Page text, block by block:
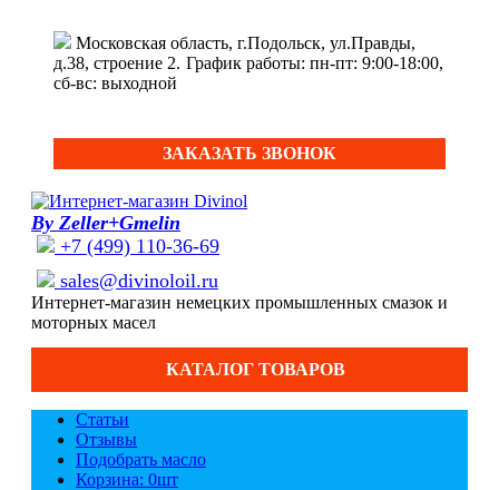
Московская область, г.Подольск, ул.Правды,
д.38, строение 2. График работы: пн-пт: 9:00-18:00,
сб-вс: выходной
ЗАКАЗАТЬ ЗВОНОК
By Zeller+Gmelin
+7 (499) 110-36-69
sales@divinoloil.ru
Интернет-магазин немецких промышленных смазок и
моторных масел
КАТАЛОГ ТОВАРОВ
Статьи
Отзывы
Подобрать масло
Корзина: 0шт